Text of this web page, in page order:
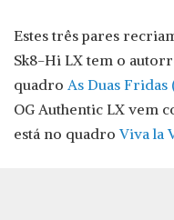
Estes três pares
Sk8-Hi LX tem o
quadro As Duas Fridas
OG Authentic LX vem
está no quadroViva la